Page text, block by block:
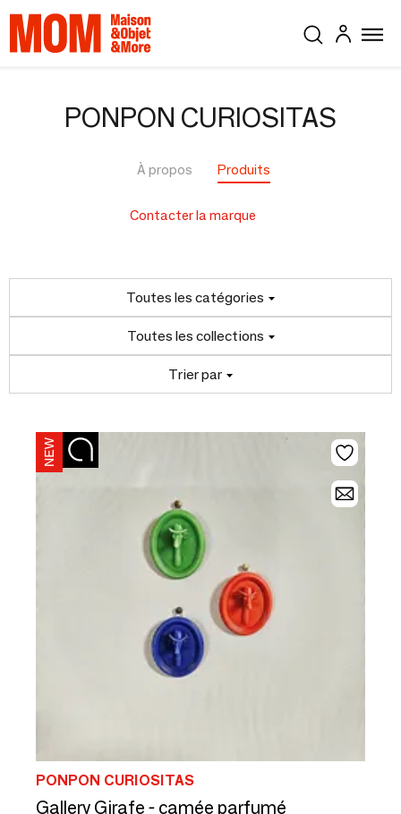
PONPON CURIOSITAS
À propos Produits
Contacter la marque
Toutes les catégories
Toutes les collections
Trier par
PONPON CURIOSITAS
Gallery Girafe - camée parfumé